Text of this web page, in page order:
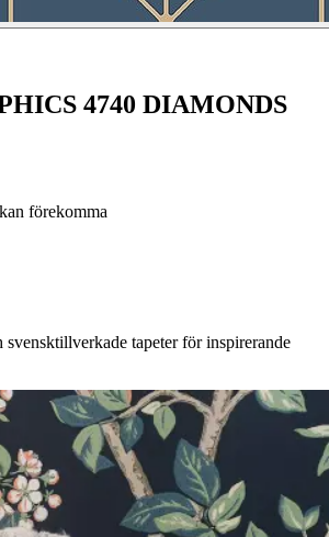
4740 DIAMONDS
förekomma
svensktillverkade tapeter för inspirerande